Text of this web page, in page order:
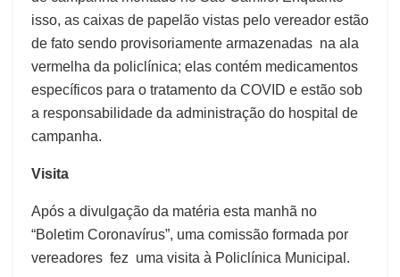
isso, as caixas de papelão vistas pelo vereador estão
de fato sendo provisoriamente armazenadas na ala
vermelha da policlínica; elas contém medicamentos
específicos para o tratamento da COVID e estão sob
a responsabilidade da administração do hospital de
campanha.
Visita
Após a divulgação da matéria esta manhã no
“Boletim Coronavírus”, uma comissão formada por
vereadores fez uma visita à Policlínica Municipal.